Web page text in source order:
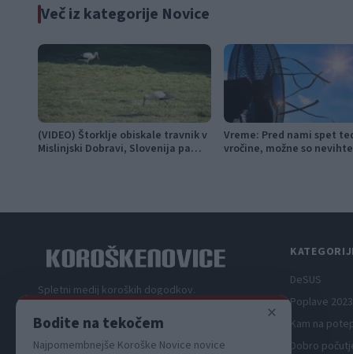
Več iz kategorije Novice
(VIDEO) Štorklje obiskale travnik v
Mislinjski Dobravi, Slovenija pa
Vreme: Pred nami spet
vročine, možne so nevihte
Spletni medij koroških dogodkov.
DeSUS
Poplave
Kam na
Dobro
×
Bodite na tekočem
Najpomembnejše Koroške Novice novice